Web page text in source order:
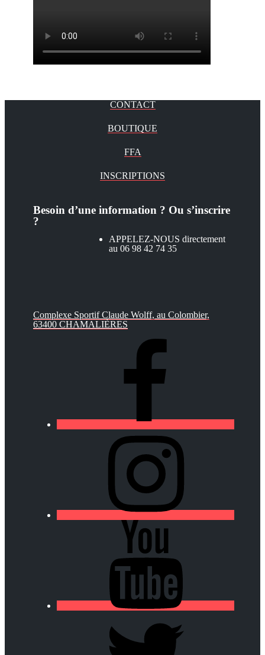
CONTACT
BOUTIQUE
FFA
INSCRIPTIONS
Besoin d’une information ? Ou s’inscrire
?
APPELEZ-NOUS directement
au 06 98 42 74 35
Complexe Sportif Claude Wolff, au Colombier,
63400 CHAMALIÈRES
chamalieres.fr/wp-
content/uploads/2020/03/
chamalieres.fr/wp-